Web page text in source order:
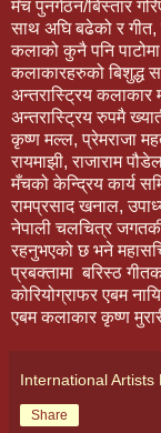
मँच पुनर्गठन/बिस्तार
साथ अघि बढेको र गीत,
कलाको कुनै पनि
कलाकारहरुको बिशुद्ध
अन्तरास्ट्रिय कलाकार
अन्तरास्ट्रिय रुपमै
कृष्ण मल्ल, प्रेमराजा
रायमाझी, राजाराम
मँचको केन्द्रिय कार्य
रामप्रसाद खनाल,
नेपाली चलचित्र
रहनुभएको छ भने
प्रबक्तामा बरिस्ठ
कोरियोग्राफर एबम
एबम कलाकार कृष्ण
International Artists
Share